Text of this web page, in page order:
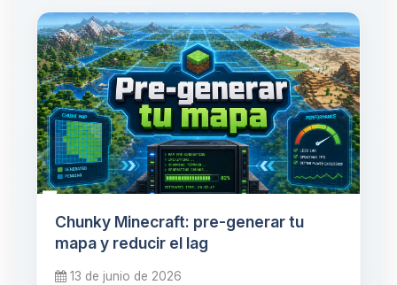
Chunky Minecraft: pre-generar tu
mapa y reducir el lag
13 de junio de 2026